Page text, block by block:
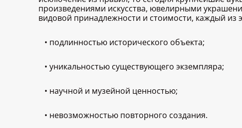
произведениями искусства, ювелирными
видовой принадлежности и стоимости, каждый из
• подлинностью исторического объекта;
• уникальностью существующего экземпляра;
• научной и музейной ценностью;
• невозможностью повторного создания.